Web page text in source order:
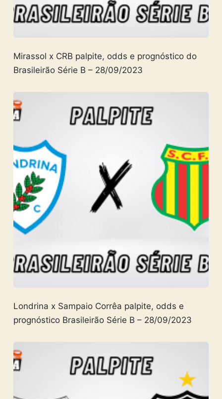
Mirassol x CRB palpite, odds e prognóstico do
Brasileirão Série B – 28/09/2023
Londrina x Sampaio Corrêa palpite, odds e
prognóstico Brasileirão Série B – 28/09/2023